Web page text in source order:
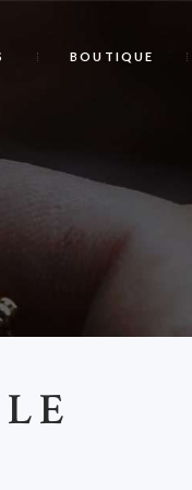
BOUTIQUE